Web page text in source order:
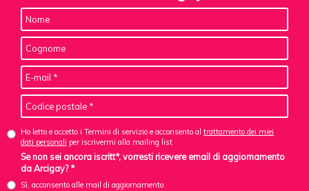
Ho letto e accetto i Termini di servizio e acconsento al trattamento dei miei
dati personali per iscrivermi alla mailing list
Se non sei ancora iscritt*, vorresti ricevere email di aggiornamento
da Arcigay? *
Sì, acconsento alle mail di aggiornamento